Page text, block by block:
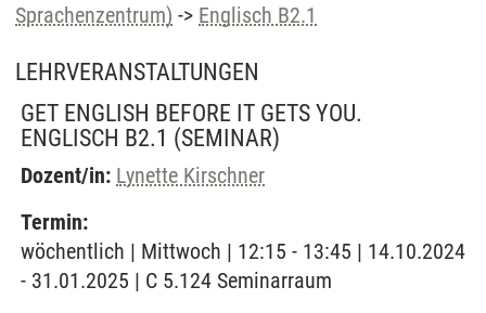
Sprachenzentrum) -> Englisch B2.1
LEHRVERANSTALTUNGEN
GET ENGLISH BEFORE IT GETS YOU.
ENGLISCH B2.1 (SEMINAR)
Dozent/in: Lynette Kirschner
Termin:
wöchentlich | Mittwoch | 12:15 - 13:45 | 14.10.2024
- 31.01.2025 | C 5.124 Seminarraum